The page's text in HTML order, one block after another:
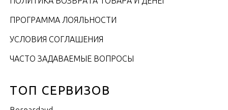
ПРОГРАММА ЛОЯЛЬНОСТИ
УСЛОВИЯ СОГЛАШЕНИЯ
ЧАСТО ЗАДАВАЕМЫЕ ВОПРОСЫ
ТОП СЕРВИЗОВ